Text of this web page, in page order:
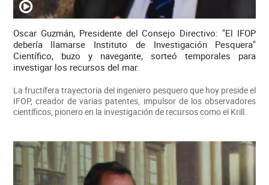
Oscar Guzmán, Presidente del Consejo Directivo: "El IFOP
debería llamarse Instituto de Investigación Pesquera"
Científico, buzo y navegante, sorteó temporales para
investigar los recursos del mar.
La fructífera trayectoria del ingeniero pesquero que hoy preside el
IFOP, creador de varias patentes, impulsor de los observadores
científicos, pionero en la investigación de recursos como el Krill.